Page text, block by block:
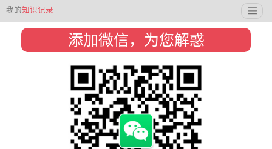
我的知识记录
添加微信，为您解惑